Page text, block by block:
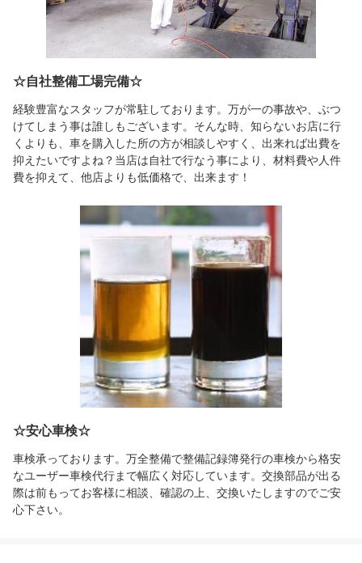
☆自社整備工場完備☆
経験豊富なスタッフが常駐しております。万が一の事故や、ぶつ
けてしまう事は誰しもございます。そんな時、知らないお店に行
くよりも、車を購入した所の方が相談しやすく、出来れば出費を
抑えたいですよね？当店は自社で行なう事により、材料費や人件
費を抑えて、他店よりも低価格で、出来ます！
☆安心車検☆
車検承っております。万全整備で整備記録簿発行の車検から格安
なユーザー車検代行まで幅広く対応しています。交換部品が出る
際は前もってお客様に相談、確認の上、交換いたしますのでご安
心下さい。